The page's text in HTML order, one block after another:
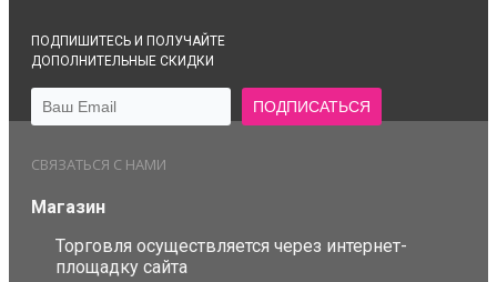
ПОДПИШИТЕСЬ И ПОЛУЧАЙТЕ
ДОПОЛНИТЕЛЬНЫЕ СКИДКИ
СВЯЗАТЬСЯ С НАМИ
Магазин
Торговля осуществляется через интернет-
площадку сайта